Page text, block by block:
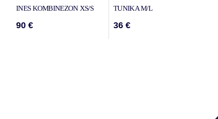
INES KOMBINEZON XS/S
90 €
TUNIKA M/L
36 €